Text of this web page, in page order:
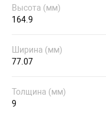
Высота (мм)
164.9
Ширина (мм)
77.07
Толщина (мм)
9